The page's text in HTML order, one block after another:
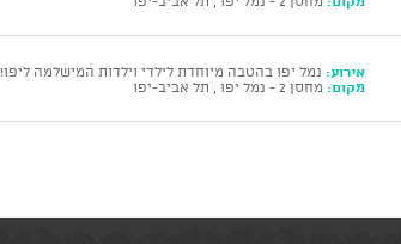
אירוע: נמל יפו בהטבה מיוחדת לילדי וילדות המישלמה ליפו!
מקום: מחסן 2 - נמל יפו , תל אביב-יפו